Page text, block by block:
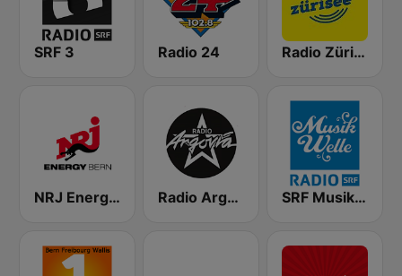
SRF 3 Radio 24 Radio Zürisee
NRJ Energy Bern Radio Argovia SRF Musikwelle